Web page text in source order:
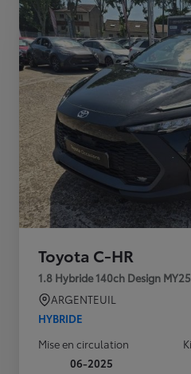
Toyota C-HR
1.8 Hybride 140ch Design MY25
ARGENTEUIL
HYBRIDE
Mise en circulation
06-2025